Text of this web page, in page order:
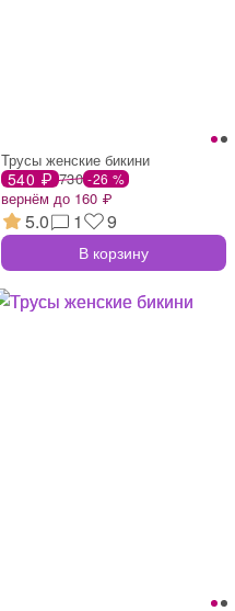
Трусы женские бикини
540 ₽ 730 -26 %
вернём до 160 ₽
5.0 1 9
В корзину